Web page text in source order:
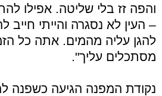
והפה זז בלי שליטה. אפילו
– העין לא נסגרה והייתי
להגן עליה מהמים. אתה כל
מסתכלים עליך".
נקודת המפנה הגיעה כשפנה